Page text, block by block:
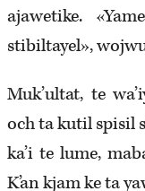
ajawetike.
stibiltayel»,
Muk’ultat, te
och ta kutil spisil
ka’i te lume,
K’an kjam ke ta